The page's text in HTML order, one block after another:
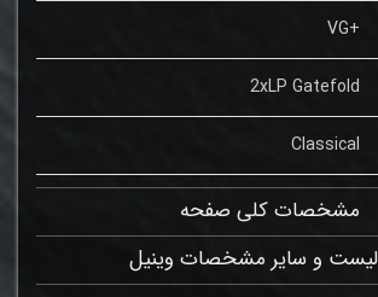
+VG
2xLP Gatefold
Classical
مشخصات کلی صفحه
و سایر مشخصات وینیل